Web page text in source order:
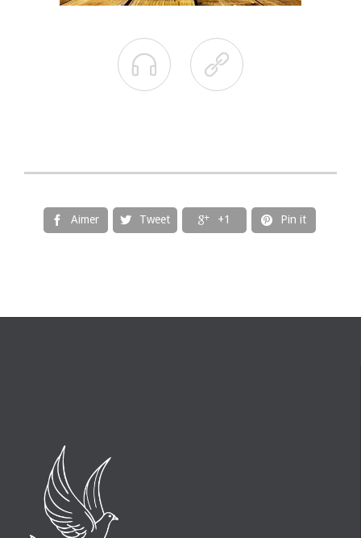
 
 Aimer  Tweet  +1  Pin it